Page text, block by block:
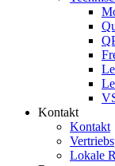
Kontakt
Kontakt
Lokale